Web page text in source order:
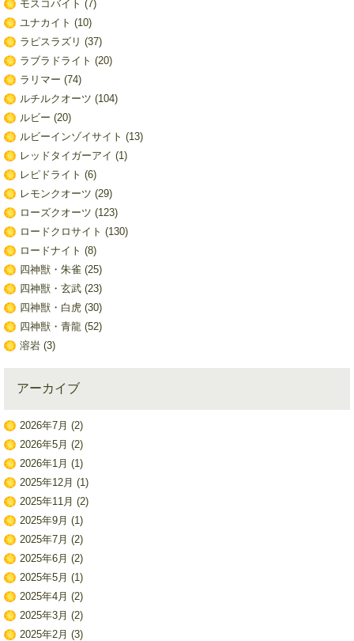
モスコバイト (7)
ユナカイト (10)
ラピスラズリ (37)
ラブラドライト (20)
ラリマー (74)
ルチルクオーツ (104)
ルビー (20)
ルビーインゾイサイト (13)
レッドタイガーアイ (1)
レピドライト (6)
レモンクオーツ (29)
ローズクオーツ (123)
ロードクロサイト (130)
ロードナイト (8)
四神獣・朱雀 (25)
四神獣・玄武(23)
四神獣・白虎(30)
四神獣・青龍 (52)
溶岩(3)
アーカイブ
2026年7月 (2)
2026年5月 (2)
2026年1月 (1)
2025年12月 (1)
2025年11月 (2)
2025年9月 (1)
2025年7月 (2)
2025年6月 (2)
2025年5月 (1)
2025年4月 (2)
2025年3月 (2)
2025年2月 (3)